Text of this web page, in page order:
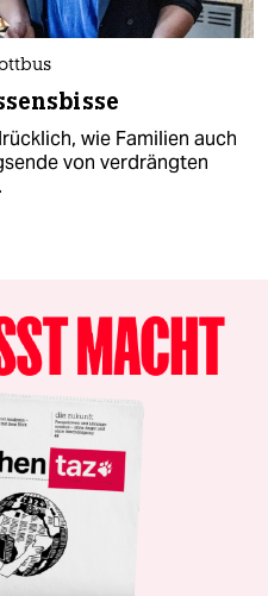
wie Familien auch
von verdrängten